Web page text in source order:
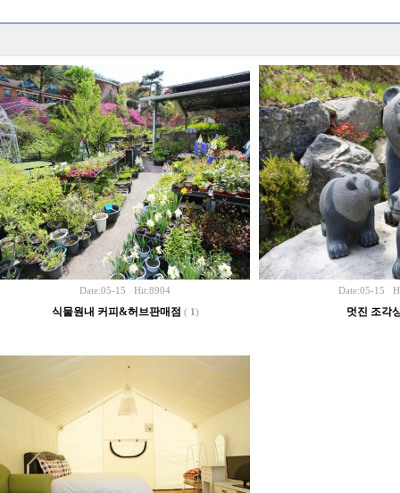
Date:05-15 Hit:8904
식물원내 커피&허브판매점 ( 1)
Date:05-15
멋진 조각